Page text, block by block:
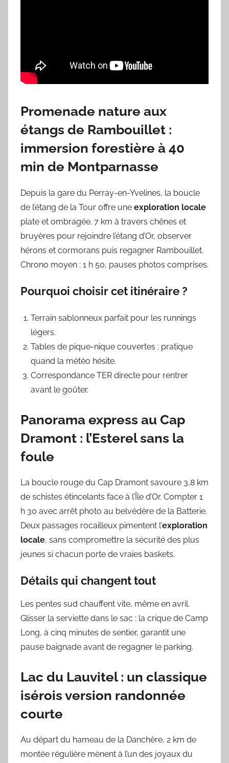
Promenade nature aux
étangs de Rambouillet :
immersion forestière à 40
min de Montparnasse
Depuis la gare du Perray-en-Yvelines, la boucle
de l’étang de la Tour offre une exploration locale
plate et ombragée. 7 km à travers chênes et
bruyères pour rejoindre l’étang d’Or, observer
hérons et cormorans puis regagner Rambouillet.
Chrono moyen : 1 h 50, pauses photos comprises.
Pourquoi choisir cet itinéraire ?
Terrain sablonneux parfait pour les runnings
légers.
Tables de pique-nique couvertes : pratique
quand la météo hésite.
Correspondance TER directe pour rentrer
avant le goûter.
Panorama express au Cap
Dramont : l’Esterel sans la
foule
La boucle rouge du Cap Dramont savoure 3,8 km
de schistes étincelants face à l’Île d’Or. Compter 1
h 30 avec arrêt photo au belvédère de la Batterie.
Deux passages rocailleux pimentent l’exploration
locale, sans compromettre la sécurité des plus
jeunes si chacun porte de vraies baskets.
Détails qui changent tout
Les pentes sud chauffent vite, même en avril.
Glisser la serviette dans le sac : la crique de Camp
Long, à cinq minutes de sentier, garantit une
pause baignade avant de regagner le parking.
Lac du Lauvitel : un classique
isérois version randonnée
courte
Au départ du hameau de la Danchère, 2 km de
montée régulière mènent à l’un des joyaux du